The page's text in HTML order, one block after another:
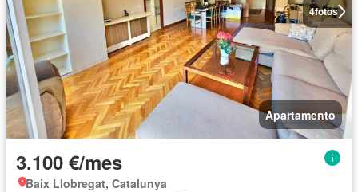
4fotos
Apartamento
3.100 €/mes
Baix Llobregat, Catalunya